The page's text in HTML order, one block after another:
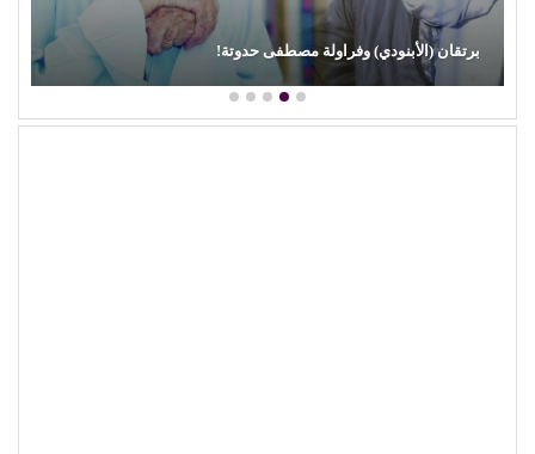
محمود عطية يكتب: سوق (الترند) واللحم الرخيص!